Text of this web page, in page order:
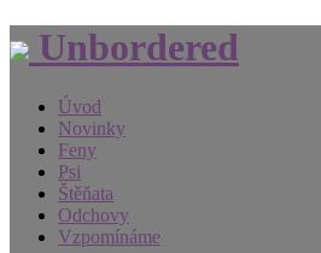
Unbordered
Úvod
Novinky
Feny
Psi
Štěňata
Odchovy
Vzpomínáme